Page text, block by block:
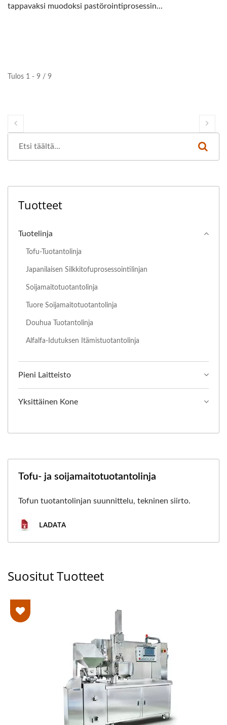
tappavaksi muodoksi pastörointiprosessin...
Tulos 1 - 9 / 9
Tuotteet
Tuotelinja
Tofu-Tuotantolinja
Japanilaisen Silkkitofuprosessointilinjan
Soijamaitotuotantolinja
Tuore Soijamaitotuotantolinja
Douhua Tuotantolinja
Alfalfa-Idutuksen Itämistuotantolinja
Pieni Laitteisto
Yksittäinen Kone
Tofu- ja soijamaitotuotantolinja
Tofun tuotantolinjan suunnittelu, tekninen siirto.
LADATA
Suositut Tuotteet